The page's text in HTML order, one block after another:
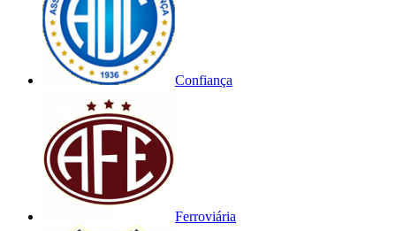
Confiança
Ferroviária